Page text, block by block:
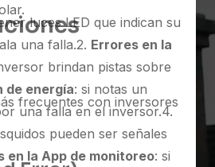
luces LED que indican su
una falla.2. Errores en la
brindan pistas sobre
de energía: si notas un
una falla en el inversor.4.
pueden ser señales
Alertas en la App de monitoreo: si
frecuentes con inversores